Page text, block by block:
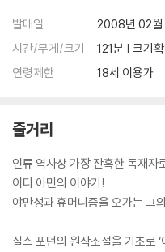
발매일
2008년 02월
시간/무게/크기
121분 | 크기
연령제한
18세 이용가
줄거리
인류 역사상 가장 잔혹한 독재자
이디 아민의 이야기!
야만성과 휴머니즘을 오가는 그
질스 포던의 원작소설을 기초로